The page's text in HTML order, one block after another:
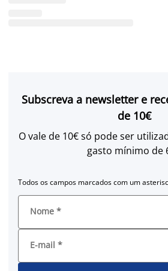
Subscreva a newsletter e
de 10€
O vale de 10€ só pode ser
gasto mínimo de
Todos os campos marcados com um
Nome *
E-mail *